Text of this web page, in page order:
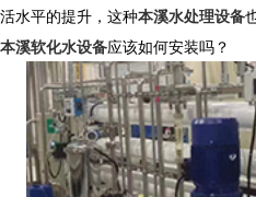
活水平的提升，这种本溪水处理设备
本溪软化水设备应该如何安装吗？